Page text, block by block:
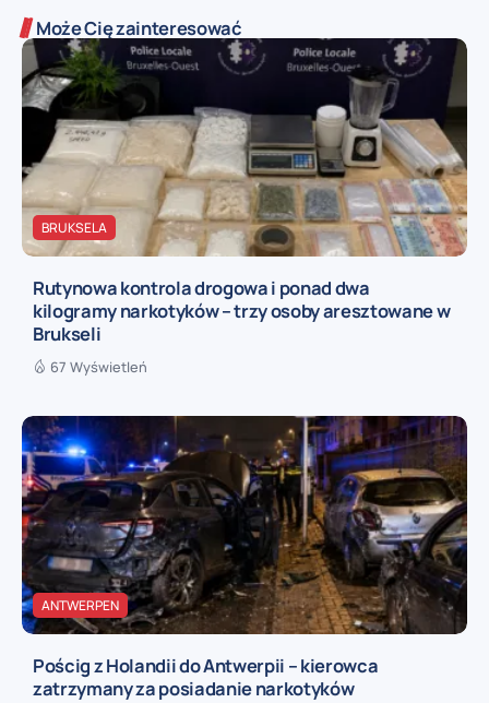
Może Cię zainteresować
BRUKSELA
Rutynowa kontrola drogowa i ponad dwa
kilogramy narkotyków – trzy osoby aresztowane w
Brukseli
67 Wyświetleń
ANTWERPEN
Pościg z Holandii do Antwerpii – kierowca
zatrzymany za posiadanie narkotyków